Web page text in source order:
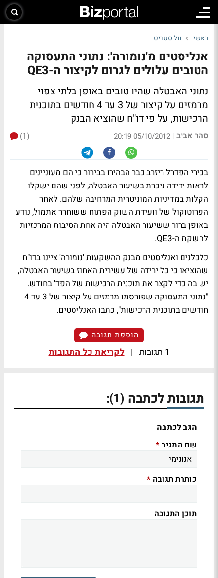
ראשי וול סטריט
אנליסטים מ'נומורה': נתוני התעסוקה
הטובים עלולים לגרום לקיצור ה-QE3
נתוני האבטלה שהיו טובים באופן בלתי צפוי
מרמזים על קיצור של 3 עד 4 חודשים בתוכנית
הרכישות, על פי דו"ח שהוציא הבנק
סהר אביב |
05/10/2012 20:19
(1)
בכירי הפדרל ריזרב כבר הבהירו בבירור כי הם מעוניינים
לראות ירידה ניכרת בשיעור האבטלה, לפני שהם ישקלו
הקלות במדיניות המוניטרית המרחיבה שלהם. לאחר
הפרוטוקול של וועידת השוק הפתוח ששוחרר אתמול, נודע
באופן ברור ששיעור האבטלה היה אחת הסיבות המרכזיות
להשקת ה-QE3.
כלכלנים ואנליסטים מבנק ההשקעות 'נומורה' ציינו בדו"ח
שהוציאו כי כל ירידה של עשירית האחוז בשיעור האבטלה,
יש בה כדי לקצר את תוכנית הרכישות של הפד' בחודש.
"נתוני התעסוקה שפורסמו מרמזים על קיצור של 3 עד 4
חודשים בתוכנית הרכישות", כתבו האנליסטים.
הוספת תגובה
1 תגובות | לקריאת כל התגובות
תגובות לכתבה (1)
:
הגב לכתבה
שם המגיב *
כותרת תגובה *
תוכן התגובה